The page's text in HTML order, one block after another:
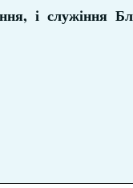
і служіння